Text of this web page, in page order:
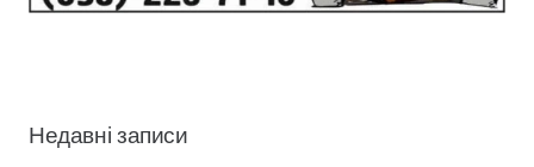
Недавні записи